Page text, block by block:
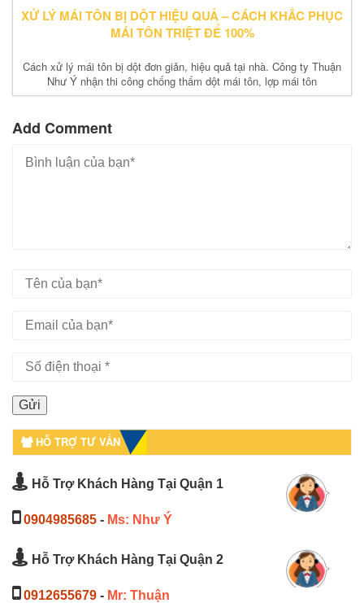
XỬ LÝ MÁI TÔN BỊ DỘT HIỆU QUẢ – CÁCH KHẮC PHỤC
MÁI TÔN TRIỆT ĐỂ 100%
Cách xử lý mái tôn bị dột đơn giản, hiệu quả tại nhà. Công ty Thuận
Như Ý nhận thi công chống thấm dột mái tôn, lợp mái tôn
Add Comment
HỖ TRỢ TƯ VẤN
Hỗ Trợ Khách Hàng Tại Quận 1
0904985685 - Ms: Như Ý
Hỗ Trợ Khách Hàng Tại Quận 2
0912655679 - Mr: Thuận